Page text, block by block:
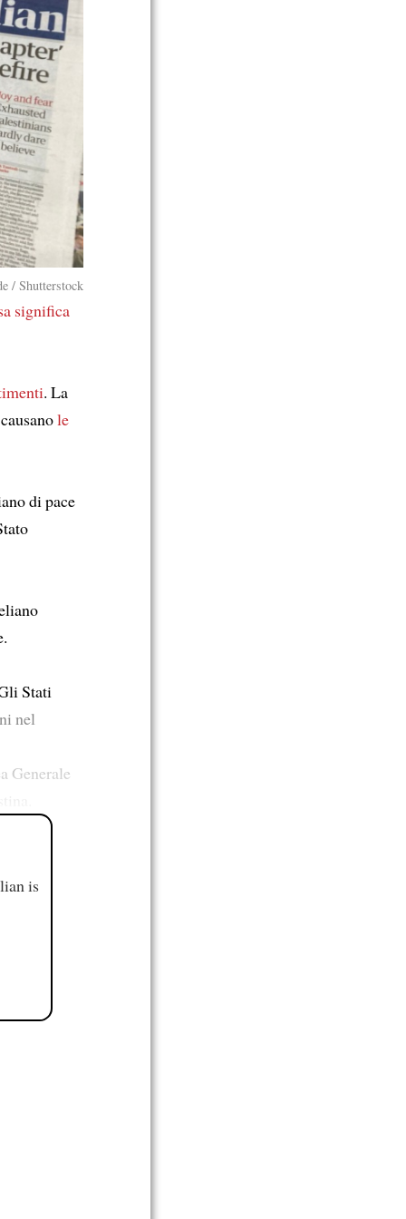
/ Shutterstock
significa
. La
le
di pace
Stati
nel
Generale
is